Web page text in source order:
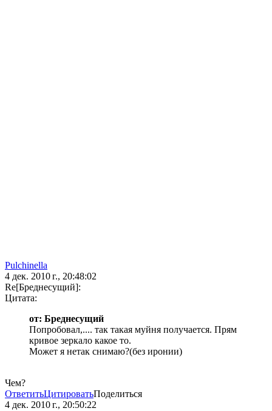
Pulchinella
4 дек. 2010 г., 20:48:02
Re[Бреднесущий]:
Цитата:
от: Бреднесущий
Попробовал,.... так такая муйня получается. Прям
кривое зеркало какое то.
Может я нетак снимаю?(без иронии)
Чем?
ОтветитьЦитироватьПоделиться
4 дек. 2010 г., 20:50:22